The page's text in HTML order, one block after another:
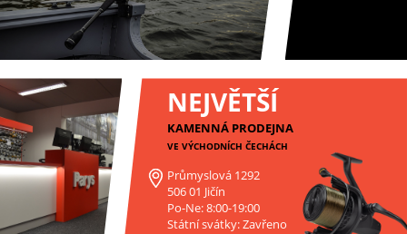
NEJVĚTŠÍ
KAMENNÁ PRODEJNA
VE VÝCHODNÍCH ČECHÁCH
Průmyslová 1292
506 01 Jičín
Po-Ne: 8:00-19:00
Státní svátky: Zavřeno